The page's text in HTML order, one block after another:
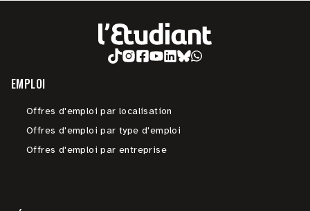
EMPLOI
Offres d'emploi par localisation
Offres d'emploi par type d'emploi
Offres d'emploi par entreprise